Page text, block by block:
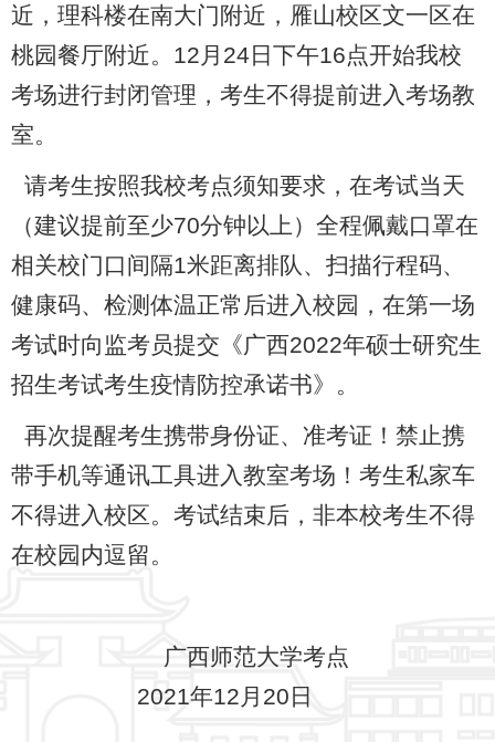
近，理科楼在南大门附近，雁山校区文一区在
桃园餐厅附近。12月24日下午16点开始我校
考场进行封闭管理，考生不得提前进入考场教
室。
请考生按照我校考点须知要求，在考试当天
（建议提前至少70分钟以上）全程佩戴口罩在
相关校门口间隔1米距离排队、扫描行程码、
健康码、检测体温正常后进入校园，在第一场
考试时向监考员提交《广西2022年硕士研究生
招生考试考生疫情防控承诺书》。
再次提醒考生携带身份证、准考证！禁止携
带手机等通讯工具进入教室考场！考生私家车
不得进入校区。考试结束后，非本校考生不得
在校园内逗留。
广西师范大学考点
2021年12月20日